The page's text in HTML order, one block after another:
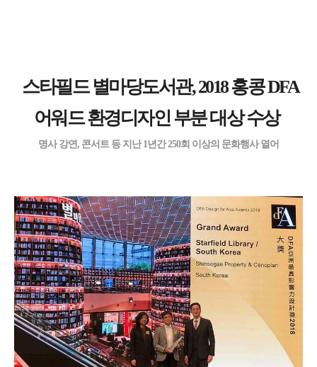
스타필드 별마당도서관, 2018 홍콩 DFA
어워드 환경디자인 부분 대상 수상
명사 강연, 콘서트 등 지난 1년간 250회 이상의 문화행사 열어